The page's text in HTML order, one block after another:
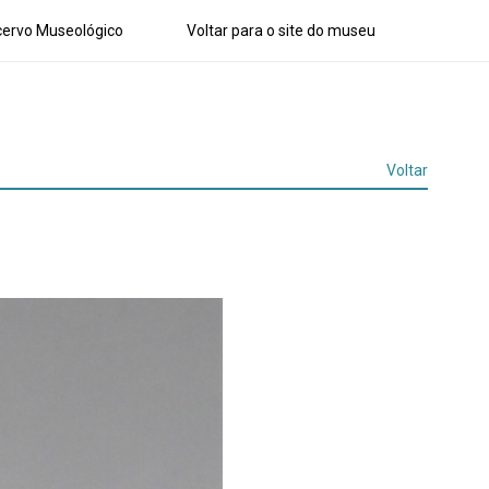
Museológico Voltar para o site do museu
Voltar